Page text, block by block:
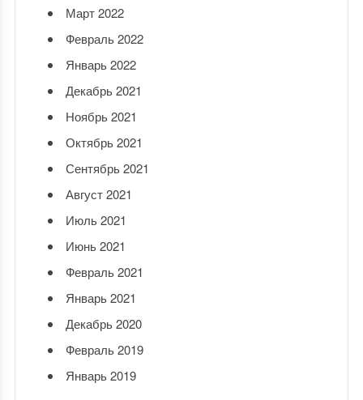
Март 2022
Февраль 2022
Январь 2022
Декабрь 2021
Ноябрь 2021
Октябрь 2021
Сентябрь 2021
Август 2021
Июль 2021
Июнь 2021
Февраль 2021
Январь 2021
Декабрь 2020
Февраль 2019
Январь 2019